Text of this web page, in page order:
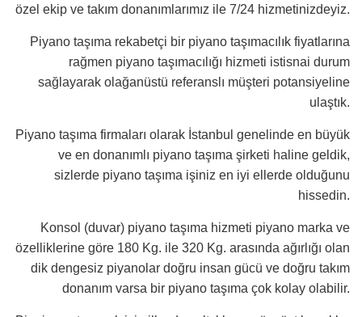
özel ekip ve takım donanımlarımız ile 7/24 hizmetinizdeyiz.
Piyano taşıma rekabetçi bir piyano taşımacılık fiyatlarına
rağmen piyano taşımacılığı hizmeti istisnai durum
sağlayarak olağanüstü referanslı müşteri potansiyeline
ulaştık.
Piyano taşıma firmaları olarak İstanbul genelinde en büyük
ve en donanımlı piyano taşıma şirketi haline geldik,
sizlerde piyano taşıma işiniz en iyi ellerde olduğunu
hissedin.
Konsol (duvar) piyano taşıma hizmeti piyano marka ve
özelliklerine göre 180 Kg. ile 320 Kg. arasında ağırlığı olan
dik dengesiz piyanolar doğru insan gücü ve doğru takım
donanım varsa bir piyano taşıma çok kolay olabilir.